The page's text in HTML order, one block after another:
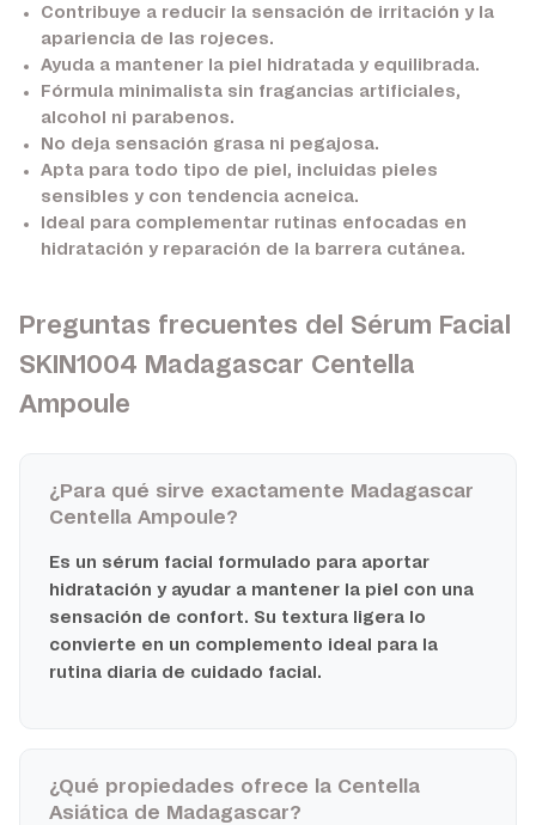
Contribuye a reducir la sensación de irritación y la
apariencia de las rojeces.
Ayuda a mantener la piel hidratada y equilibrada.
Fórmula minimalista sin fragancias artificiales,
alcohol ni parabenos.
No deja sensación grasa ni pegajosa.
Apta para todo tipo de piel, incluidas pieles
sensibles y con tendencia acneica.
Ideal para complementar rutinas enfocadas en
hidratación y reparación de la barrera cutánea.
Preguntas frecuentes del Sérum Facial
SKIN1004 Madagascar Centella
Ampoule
¿Para qué sirve exactamente Madagascar
Centella Ampoule?
Es un sérum facial formulado para aportar
hidratación y ayudar a mantener la piel con una
sensación de confort. Su textura ligera lo
convierte en un complemento ideal para la
rutina diaria de cuidado facial.
¿Qué propiedades ofrece la Centella
Asiática de Madagascar?